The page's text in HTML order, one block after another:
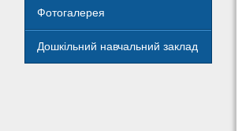
Фотогалерея
Дошкільний навчальний заклад